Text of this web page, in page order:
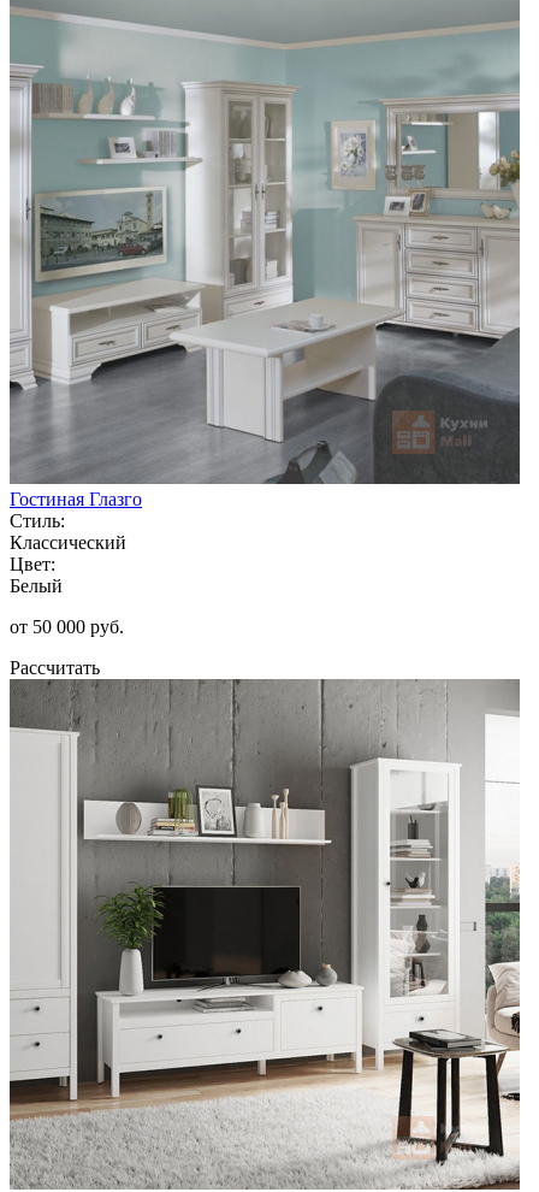
Гостиная Глазго
Стиль:
Классический
Цвет:
Белый
от 50 000 руб.
Рассчитать